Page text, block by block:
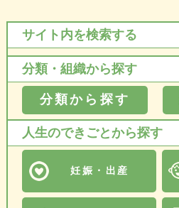
サイト内を検索する
分類・組織から探す
分類から探す
人生のできごとから探す
妊娠・出産